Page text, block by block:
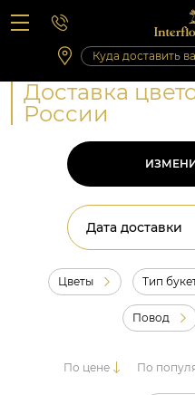
Вопросы-ответы
Сб 10:00 ‐ 14:00
Выходные и праздничные
Доставка
России
Дата доставки
Цветы Тип
Повод
По цене По